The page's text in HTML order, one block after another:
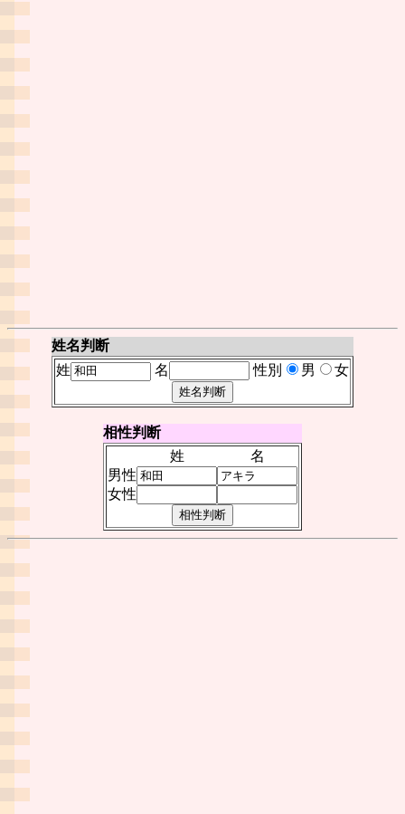
姓名判断
姓
名 性別 男 女
相性判断
姓
名
男性
女性